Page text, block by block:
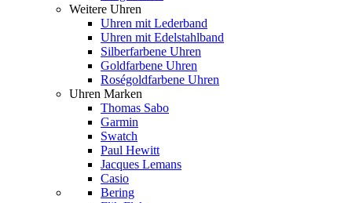
Weitere Uhren
Uhren mit Lederband
Uhren mit Edelstahlband
Silberfarbene Uhren
Goldfarbene Uhren
Roségoldfarbene Uhren
Uhren Marken
Thomas Sabo
Garmin
Swatch
Paul Hewitt
Jacques Lemans
Casio
Bering